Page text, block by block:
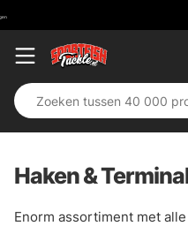
Haken &
Enorm assortiment met